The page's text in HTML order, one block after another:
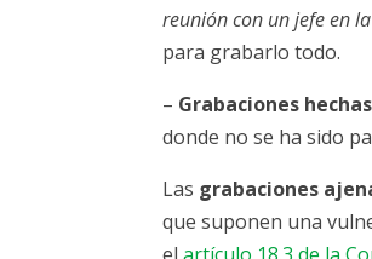
reunión con un jefe en
para grabarlo todo.
– Grabaciones
donde no se ha sido
Las grabaciones
que suponen una